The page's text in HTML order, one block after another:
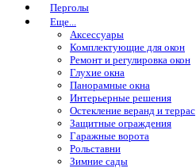
Перголы
Еще...
Аксессуары
Комплектующие для окон
Ремонт и регулировка окон
Глухие окна
Панорамные окна
Интерьерные решения
Остекление веранд и террас
Защитные ограждения
Гаражные ворота
Рольставни
Зимние сады